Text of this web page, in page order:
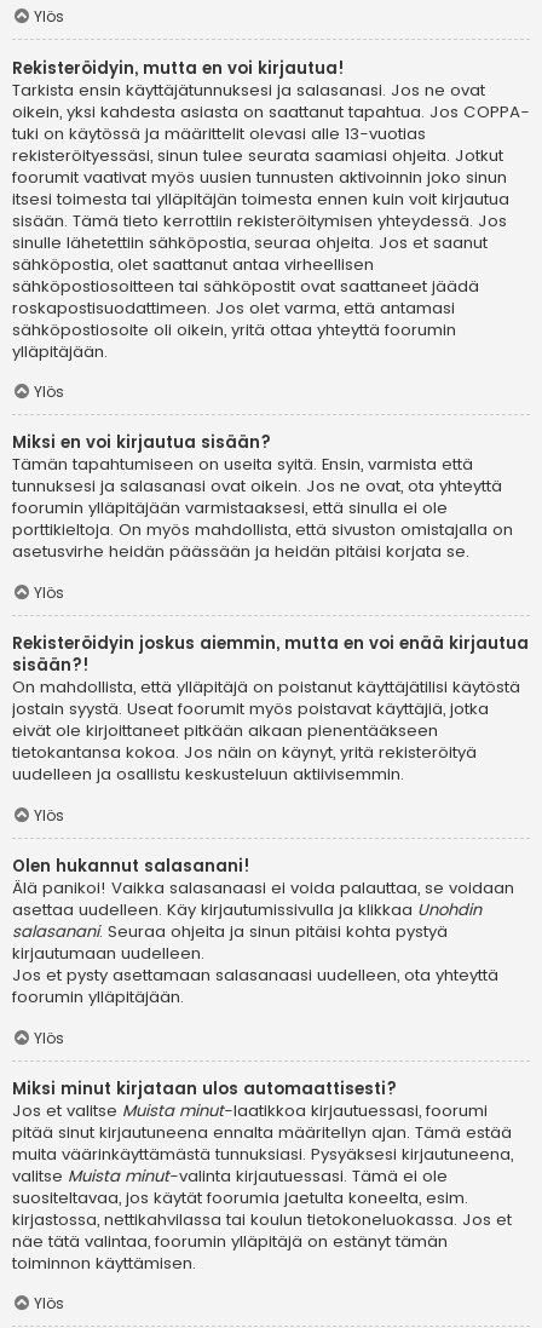
Ylös
Rekisteröidyin, mutta en voi kirjautua!
Tarkista ensin käyttäjätunnuksesi ja salasanasi. Jos ne ovat
oikein, yksi kahdesta asiasta on saattanut tapahtua. Jos COPPA-
tuki on käytössä ja määrittelit olevasi alle 13-vuotias
rekisteröityessäsi, sinun tulee seurata saamiasi ohjeita. Jotkut
foorumit vaativat myös uusien tunnusten aktivoinnin joko sinun
itsesi toimesta tai ylläpitäjän toimesta ennen kuin voit kirjautua
sisään. Tämä tieto kerrottiin rekisteröitymisen yhteydessä. Jos
sinulle lähetettiin sähköpostia, seuraa ohjeita. Jos et saanut
sähköpostia, olet saattanut antaa virheellisen
sähköpostiosoitteen tai sähköpostit ovat saattaneet jäädä
roskapostisuodattimeen. Jos olet varma, että antamasi
sähköpostiosoite oli oikein, yritä ottaa yhteyttä foorumin
ylläpitäjään.
Ylös
Miksi en voi kirjautua sisään?
Tämän tapahtumiseen on useita syitä. Ensin, varmista että
tunnuksesi ja salasanasi ovat oikein. Jos ne ovat, ota yhteyttä
foorumin ylläpitäjään varmistaaksesi, että sinulla ei ole
porttikieltoja. On myös mahdollista, että sivuston omistajalla on
asetusvirhe heidän päässään ja heidän pitäisi korjata se.
Ylös
Rekisteröidyin joskus aiemmin, mutta en voi enää kirjautua
sisään?!
On mahdollista, että ylläpitäjä on poistanut käyttäjätilisi käytöstä
jostain syystä. Useat foorumit myös poistavat käyttäjiä, jotka
eivät ole kirjoittaneet pitkään aikaan pienentääkseen
tietokantansa kokoa. Jos näin on käynyt, yritä rekisteröityä
uudelleen ja osallistu keskusteluun aktiivisemmin.
Ylös
Olen hukannut salasanani!
Älä panikoi! Vaikka salasanaasi ei voida palauttaa, se voidaan
asettaa uudelleen. Käy kirjautumissivulla ja klikkaa Unohdin
salasanani. Seuraa ohjeita ja sinun pitäisi kohta pystyä
kirjautumaan uudelleen.
Jos et pysty asettamaan salasanaasi uudelleen, ota yhteyttä
foorumin ylläpitäjään.
Ylös
Miksi minut kirjataan ulos automaattisesti?
Jos et valitse Muista minut-laatikkoa kirjautuessasi, foorumi
pitää sinut kirjautuneena ennalta määritellyn ajan. Tämä estää
muita väärinkäyttämästä tunnuksiasi. Pysyäksesi kirjautuneena,
valitse Muista minut-valinta kirjautuessasi. Tämä ei ole
suositeltavaa, jos käytät foorumia jaetulta koneelta, esim.
kirjastossa, nettikahvilassa tai koulun tietokoneluokassa. Jos et
näe tätä valintaa, foorumin ylläpitäjä on estänyt tämän
toiminnon käyttämisen.
Ylös